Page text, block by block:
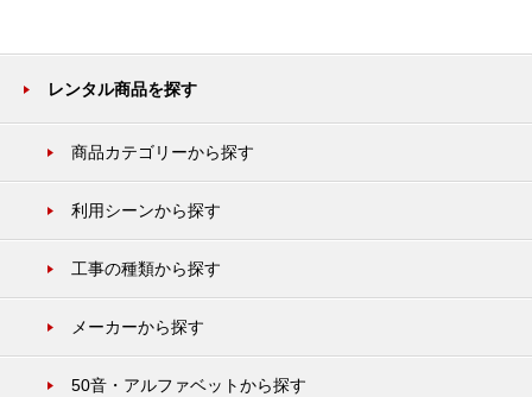
レンタル商品を探す
商品カテゴリーから探す
利用シーンから探す
工事の種類から探す
メーカーから探す
50音・アルファベットから探す